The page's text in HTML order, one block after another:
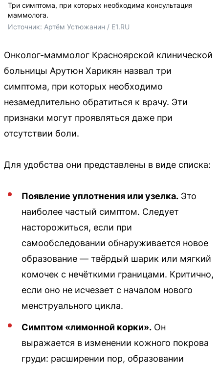
Три симптома, при которых необходима консультация
маммолога.
Источник: Артём Устюжанин / E1.RU
Онколог-маммолог Красноярской клинической
больницы Арутюн Харикян назвал три
симптома, при которых необходимо
незамедлительно обратиться к врачу. Эти
признаки могут проявляться даже при
отсутствии боли.
Для удобства они представлены в виде списка:
Появление уплотнения или узелка. Это
наиболее частый симптом. Следует
насторожиться, если при
самообследовании обнаруживается новое
образование — твёрдый шарик или мягкий
комочек с нечёткими границами. Критично,
если оно не исчезает с началом нового
менструального цикла.
Симптом «лимонной корки». Он
выражается в изменении кожного покрова
груди: расширении пор, образовании